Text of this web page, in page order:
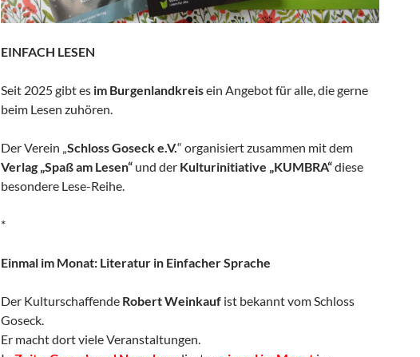
EINFACH LESEN
Seit 2025 gibt es im Burgenlandkreisein Angebot für alle, die gerne
beim Lesen zuhören.
Der Verein „ Schloss Goseck e.V.“ organisiert zusammen mit dem
Verlag „Spaß am Lesen“ und der Kulturinitiative „KUMBRA“diese
besondere Lese-Reihe.
*
Einmal im Monat: Literatur in Einfacher Sprache
Der Kulturschaffende Robert Weinkauf ist bekannt vom Schloss
Goseck.
Er macht dort viele Veranstaltungen.